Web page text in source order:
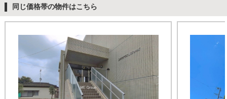
同じ価格帯の物件はこちら